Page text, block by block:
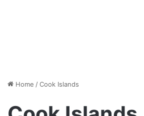
Home /Cook Islands